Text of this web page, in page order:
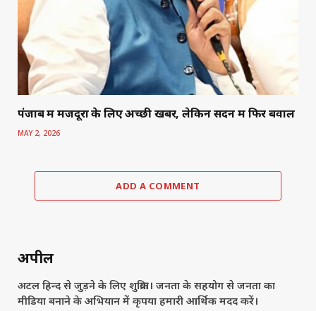
पंजाब में मजदूरों के लिए अच्छी खबर, लेकिन सदन में फिर बवाल
MAY 2, 2026
ADD A COMMENT
अपील
अटल हिन्द से जुड़ने के लिए शुक्रिया। जनता के सहयोग से जनता का
मीडिया बनाने के अभियान में कृपया हमारी आर्थिक मदद करें।